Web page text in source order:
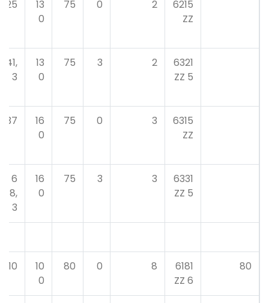
6215
ZZ
2
0
75
13
0
25
6321
5 ZZ
2
3
75
13
0
41,
3
6315
ZZ
3
0
75
16
0
37
6331
5 ZZ
3
3
75
16
0
6
8,
3
80
6181
6 ZZ
8
0
80
10
0
10